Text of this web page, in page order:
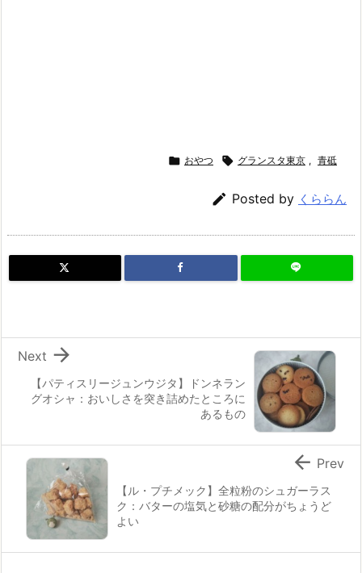
 おやつ  グランスタ東京 , 青砥
 Posted by くららん
【パティスリージュンウジタ】ドンネラン
グオシャ：おいしさを突き詰めたところに
あるもの

Next
【ル・プチメック】全粒粉のシュガーラス
ク：バターの塩気と砂糖の配分がちょうど
よい
 Prev